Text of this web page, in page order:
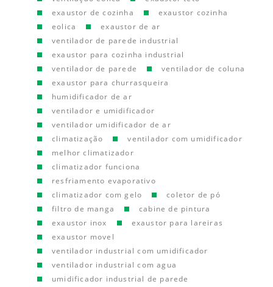
exaustor de cozinha
exaustor cozinha
eolica
exaustor de ar
ventilador de parede industrial
exaustor para cozinha industrial
ventilador de parede
ventilador de coluna
exaustor para churrasqueira
humidificador de ar
ventilador e umidificador
ventilador umidificador de ar
climatização
ventilador com umidificador
melhor climatizador
climatizador funciona
resfriamento evaporativo
climatizador com gelo
coletor de pó
filtro de manga
cabine de pintura
exaustor inox
exaustor para lareiras
exaustor movel
ventilador industrial com umidificador
ventilador industrial com agua
umidificador industrial de parede